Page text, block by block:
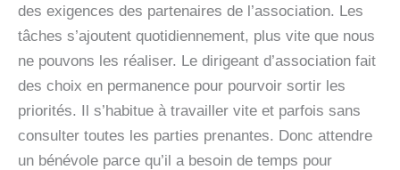
des exigences des partenaires de l’association. Les
tâches s’ajoutent quotidiennement, plus vite que nous
ne pouvons les réaliser. Le dirigeant d’association fait
des choix en permanence pour pourvoir sortir les
priorités. Il s’habitue à travailler vite et parfois sans
consulter toutes les parties prenantes. Donc attendre
un bénévole parce qu’il a besoin de temps pour